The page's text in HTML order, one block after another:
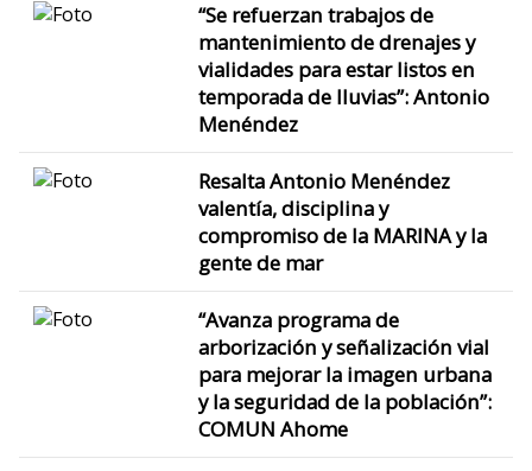
“Se refuerzan trabajos de
mantenimiento de drenajes y
vialidades para estar listos en
temporada de lluvias”: Antonio
Menéndez
Resalta Antonio Menéndez
valentía, disciplina y
compromiso de la MARINA y la
gente de mar
“Avanza programa de
arborización y señalización vial
para mejorar la imagen urbana
y la seguridad de la población”:
COMUN Ahome